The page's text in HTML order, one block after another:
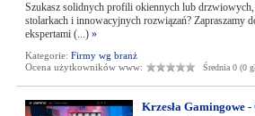
Szukasz solidnych profili okiennych lub
stolarkach i innowacyjnych rozwiązań? Zapraszamy
ekspertami (...) »
Kategorie: Firmy wg branż
Ocena użytkowników www:
Średnia 0 (0
Krzesła Gamingowe